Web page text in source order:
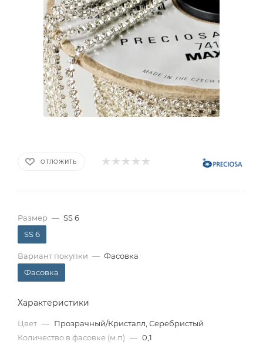
ОТЛОЖИТЬ
Размер — SS 6
SS 6
Вариант покупки — Фасовка
Фасовка
Характеристики
Цвет — Прозрачный/Кристалл, Серебристый
Количество в фасовке (м.п) — 0,1